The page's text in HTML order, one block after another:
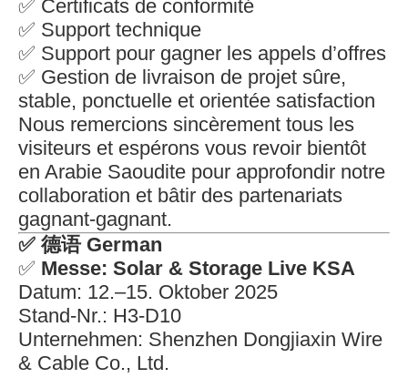
✅ Certificats de conformité
✅ Support technique
✅ Support pour gagner les appels d’offres
✅ Gestion de livraison de projet sûre,
stable, ponctuelle et orientée satisfaction
Nous remercions sincèrement tous les
visiteurs et espérons vous revoir bientôt
en Arabie Saoudite pour approfondir notre
collaboration et bâtir des partenariats
gagnant-gagnant.
✅ 德语 German
✅ Messe: Solar & Storage Live KSA
Datum: 12.–15. Oktober 2025
Stand-Nr.: H3-D10
Unternehmen: Shenzhen Dongjiaxin Wire
& Cable Co., Ltd.